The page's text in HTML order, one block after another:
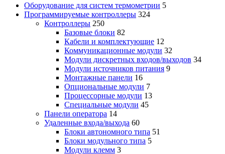
Оборудование для систем термометрии 5
Программируемые контроллеры 324
Контроллеры 250
Базовые блоки 82
Кабели и комплектующие 12
Коммуникационные модули 32
Модули дискретных входов/выходов 34
Модули источников питания 9
Монтажные панели 16
Опциональные модули 7
Процессорные модули 13
Специальные модули 45
Панели оператора 14
Удаленные входа/выхода 60
Блоки автономного типа 51
Блоки модульного типа 5
Модули клемм 3